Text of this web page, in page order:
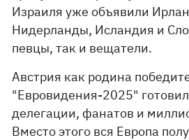
Израиля уже объявили
Нидерланды, Исландия и
певцы, так и вещатели.
Австрия как родина
"Евровидения-2025"
делегации, фанатов и
Вместо этого вся Европа